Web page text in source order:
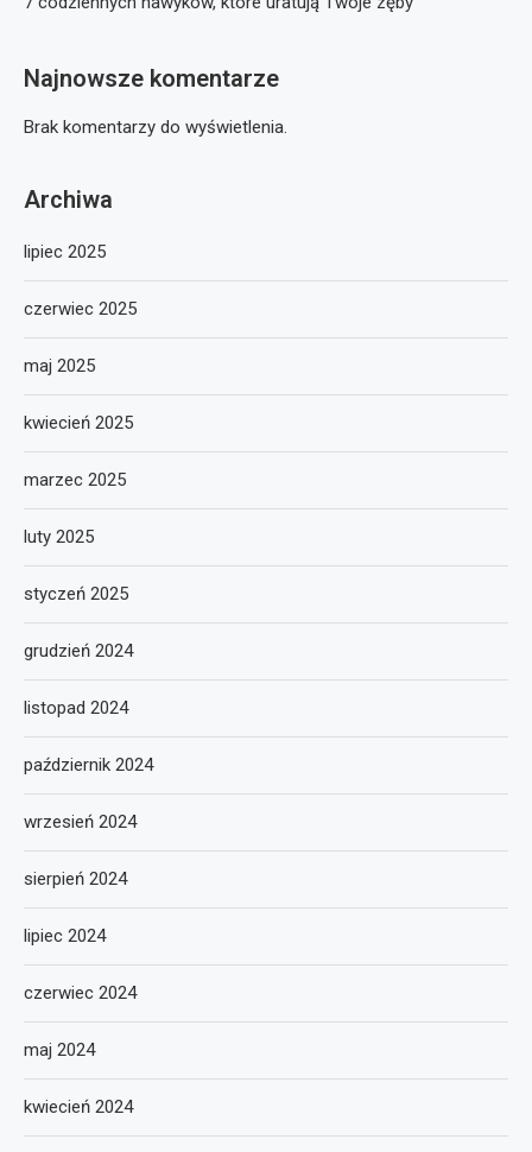
Najnowsze komentarze
Brak komentarzy do wyświetlenia.
Archiwa
lipiec 2025
czerwiec 2025
maj 2025
kwiecień 2025
marzec 2025
luty 2025
styczeń 2025
grudzień 2024
listopad 2024
październik 2024
wrzesień 2024
sierpień 2024
lipiec 2024
czerwiec 2024
maj 2024
kwiecień 2024